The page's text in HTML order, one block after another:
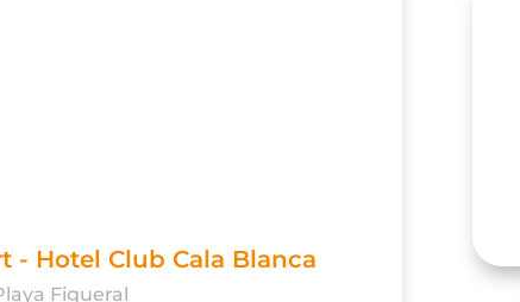
- Hotel Club Cala Blanca
Figueral